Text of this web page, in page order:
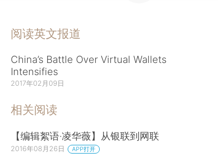
阅读英文报道
China’s Battle Over Virtual Wallets
Intensifies
2017年02月09日
相关阅读
【编辑絮语·凌华薇】从银联到网联
2016年08月26日 APP打开